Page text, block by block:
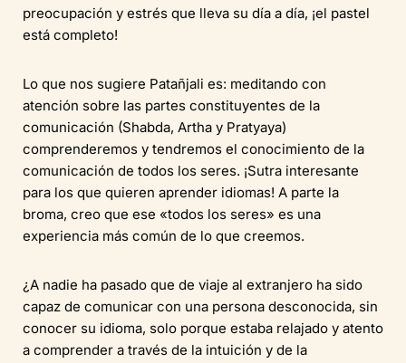
preocupación y estrés que lleva su día a día, ¡el pastel
está completo!
Lo que nos sugiere Patañjali es: meditando con
atención sobre las partes constituyentes de la
comunicación (Shabda, Artha y Pratyaya)
comprenderemos y tendremos el conocimiento de la
comunicación de todos los seres. ¡Sutra interesante
para los que quieren aprender idiomas! A parte la
broma, creo que ese «todos los seres» es una
experiencia más común de lo que creemos.
¿A nadie ha pasado que de viaje al extranjero ha sido
capaz de comunicar con una persona desconocida, sin
conocer su idioma, solo porque estaba relajado y atento
a comprender a través de la intuición y de la